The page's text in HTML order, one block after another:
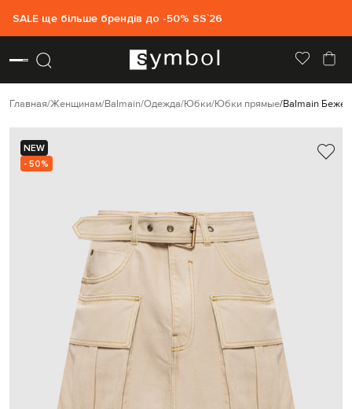
SALE ще більше брендів до -50% SS`26
Главная Женщинам Balmain Одежда Юбки Юбки прямые Balmain
NEW
- 50%